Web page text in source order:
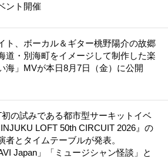
ント開催
ト、ボーカル＆ギター桃野陽介の故郷
道・別海町をイメージして制作した楽
海」MVが本日8月7日（金）に公開
の試みである都市型サーキットイベ
LOFT 50th CIRCUIT 2026』の
者とタイムテーブルが発表。
Japan」「ミュージシャン怪談」と